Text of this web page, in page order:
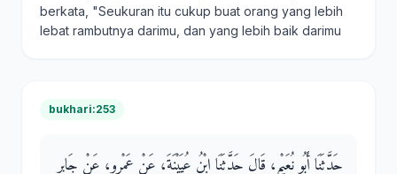
berkata, "Seukuran itu cukup buat orang yang lebih
lebat rambutnya darimu, dan yang lebih baik darimu
bukhari:253
حَدَّثَنَا أَبُو نُعَيْمٍ، قَالَ حَدَّثَنَا ابْنُ عُيَيْنَةَ، عَنْ عَمْرٍو، عَنْ جَابِرِ